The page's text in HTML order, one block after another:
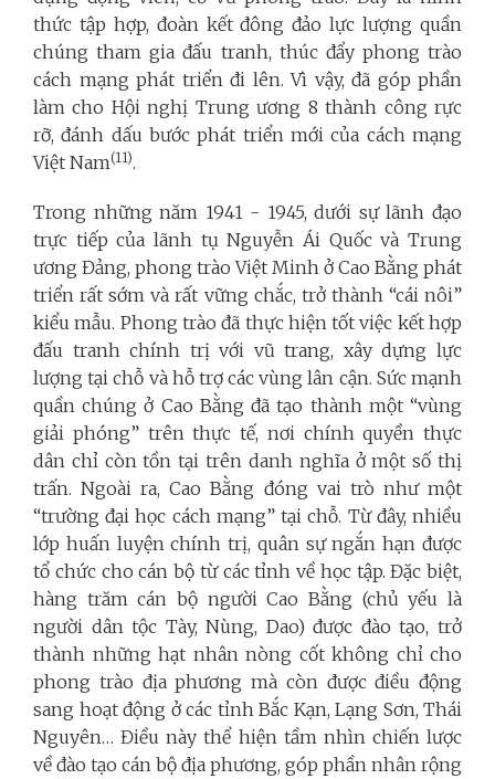
thức tập hợp, đoàn kết đông đảo lực lượng quần
chúng tham gia đấu tranh, thúc đẩy phong trào
cách mạng phát triển đi lên. Vì vậy, đã góp phần
làm cho Hội nghị Trung ương 8 thành công rực
rỡ, đánh dấu bước phát triển mới của cách mạng
Việt Nam(11).
Trong những năm 1941 - 1945, dưới sự lãnh đạo
trực tiếp của lãnh tụ Nguyễn Ái Quốc và Trung
ương Đảng, phong trào Việt Minh ở Cao Bằng phát
triển rất sớm và rất vững chắc, trở thành “cái nôi”
kiểu mẫu. Phong trào đã thực hiện tốt việc kết hợp
đấu tranh chính trị với vũ trang, xây dựng lực
lượng tại chỗ và hỗ trợ các vùng lân cận. Sức mạnh
quần chúng ở Cao Bằng đã tạo thành một “vùng
giải phóng” trên thực tế, nơi chính quyền thực
dân chỉ còn tồn tại trên danh nghĩa ở một số thị
trấn. Ngoài ra, Cao Bằng đóng vai trò như một
“trường đại học cách mạng” tại chỗ. Từ đây, nhiều
lớp huấn luyện chính trị, quân sự ngắn hạn được
tổ chức cho cán bộ từ các tỉnh về học tập. Đặc biệt,
hàng trăm cán bộ người Cao Bằng (chủ yếu là
người dân tộc Tày, Nùng, Dao) được đào tạo, trở
thành những hạt nhân nòng cốt không chỉ cho
phong trào địa phương mà còn được điều động
sang hoạt động ở các tỉnh Bắc Kạn, Lạng Sơn, Thái
Nguyên… Điều này thể hiện tầm nhìn chiến lược
về đào tạo cán bộ địa phương, góp phần nhân rộng